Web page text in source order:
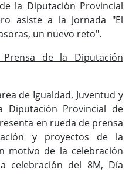
la Diputación Provincial
asiste a la Jornada "El
un nuevo reto".
Prensa de la Diputación
de Igualdad, Juventud y
Diputación Provincial de
en rueda de prensa
y proyectos de la
motivo de la celebración
celebración del 8M, Día